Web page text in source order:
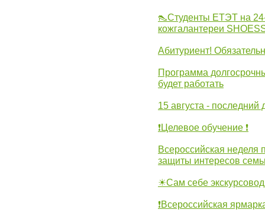
👠Студенты ЕТЭТ на
кожгалантереи
Абитуриент!
Программа
будет работать
15 августа - последний
❗Целевое обучение ❗
Всероссийская
защиты интересов
☀Сам себе экскурсовод
❗Всероссийская